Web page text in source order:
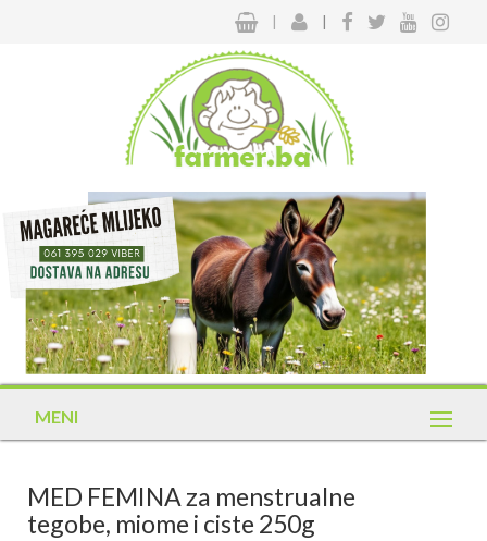
| |
MENI
MED FEMINA za menstrualne
tegobe, miome i ciste 250g